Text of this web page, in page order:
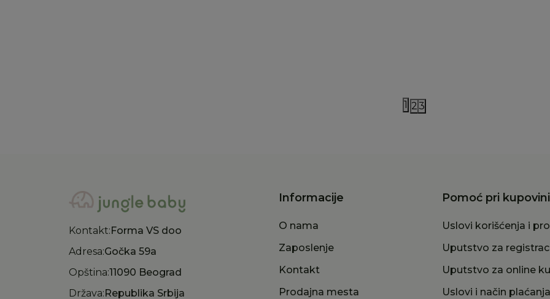
1 23
Kontakt:Forma VS doo
Adresa:Gočka 59a
Opština:11090 Beograd
Država:Republika Srbija
Informacije
O nama
Zaposlenje
Kontakt
Prodajna mesta
Pomoć pri kupovini
Uslovi korišćenja i
Uputstvo za
Uputstvo za online
Uslovi i način plaćanja